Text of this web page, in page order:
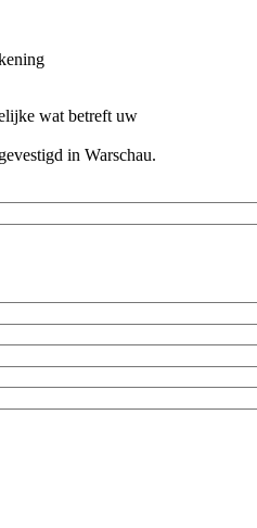
wat betreft uw
in Warschau.